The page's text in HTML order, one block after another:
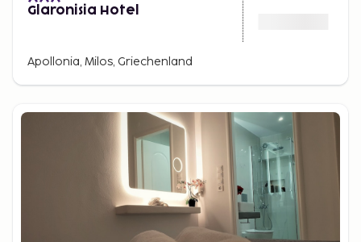
Glaronisia Hotel
Apollonia, Milos, Griechenland